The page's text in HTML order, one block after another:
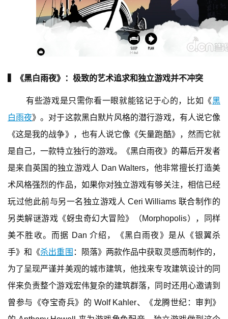
(
)
▍《黑白雨夜》：极致的艺术追求和独立游戏并不冲突
有些游戏是只需你看一眼就能铭记于心的，比如《黑
白雨夜》。对于这款黑白默片风格的潜行游戏，有人说它像
《这是我的战争》，也有人说它像《矢量跑酷》，然而它就
是自己，一款特立独行的游戏。《黑白雨夜》的幕后开发者
是来自英国的独立游戏人 Dan Walters，他非常擅长打造美
术风格强烈的作品，如果你对独立游戏有够关注，相信已经
玩过他此前与另一名独立游戏人 Ceri Williams 联合制作的
另类解谜游戏《蚜虫奇幻大冒险》（Morphopolis），同样
美不胜收。而据 Dan 介绍，《黑白雨夜》是从《银翼杀
手》和《杀出重围 ：陨落》两款作品中获取灵感而制作的，
为了呈现严谨并美观的城市建筑，他找来专攻建筑设计的同
伴来负责整个游戏宏伟复杂的建筑群落，同时还用心邀请到
曾参与《夺宝奇兵》的 Wolf Kahler、《龙腾世纪：审判》